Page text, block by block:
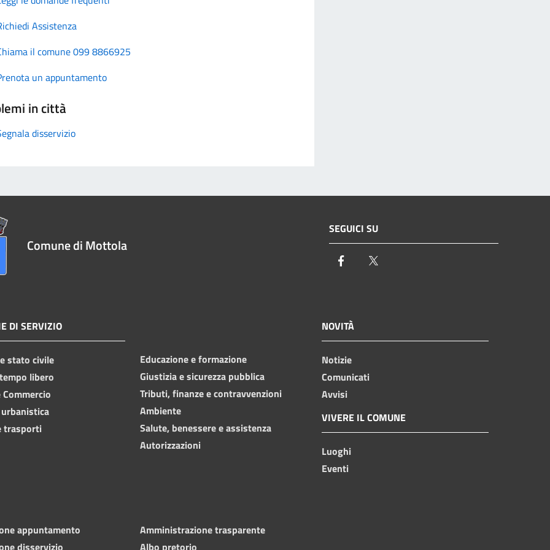
Assistenza
il comune 099 8866925
un appuntamento
in città
disservizio
Comune di Mottola
SEGUICI SU
Facebook
DI SERVIZIO
stato civile
libero
trasporti
Educazione e formazione
Giustizia e sicurezza pubblica
Tributi, finanze e contravvenzioni
Ambiente
Salute, benessere e assistenza
Autorizzazioni
NOVITÀ
Notizie
Comunicati
Avvisi
VIVERE IL COMUNE
Luoghi
Eventi
appuntamento
disservizio
Amministrazione trasparente
Albo pretorio